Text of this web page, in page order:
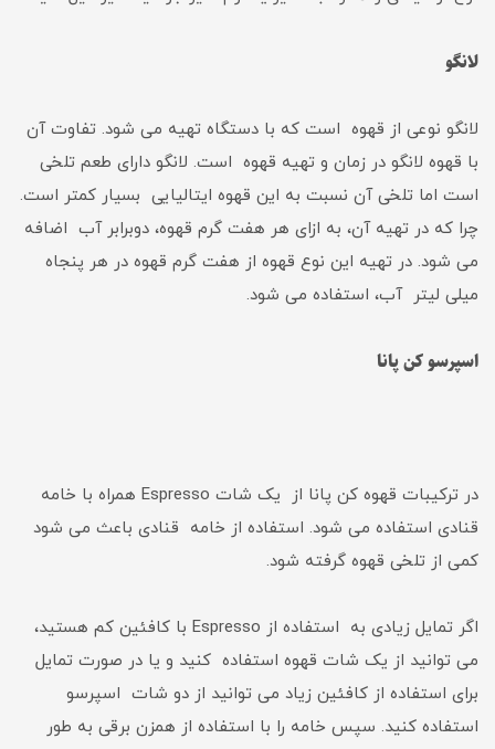
لانگو
لانگو نوعی از قهوه است که با دستگاه تهیه می شود. تفاوت آن
با قهوه لانگو در زمان و تهیه قهوه است. لانگو دارای طعم تلخی
است اما تلخی آن نسبت به این قهوه ایتالیایی بسیار کمتر است.
چرا که در تهیه آن، به ازای هر هفت گرم قهوه، دوبرابر آب اضافه
می شود. در تهیه این نوع قهوه از هفت گرم قهوه در هر پنجاه
میلی لیتر آب، استفاده می شود.
اسپرسو کن پانا
در ترکیبات قهوه کن پانا از یک شات Espresso همراه با خامه
قنادی استفاده می شود. استفاده از خامه قنادی باعث می شود
کمی از تلخی قهوه گرفته شود.
اگر تمایل زیادی به استفاده از Espresso با کافئین کم هستید،
می توانید از یک شات قهوه استفاده کنید و یا در صورت تمایل
برای استفاده از کافئین زیاد می توانید از دو شات اسپرسو
استفاده کنید. سپس خامه را با استفاده از همزن برقی به طور